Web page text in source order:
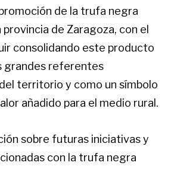
de la trufa negra
provincia de Zaragoza, con el
consolidando este producto
grandes referentes
territorio y como un símbolo
añadido para el medio rural.
sobre futuras iniciativas y
con la trufa negra